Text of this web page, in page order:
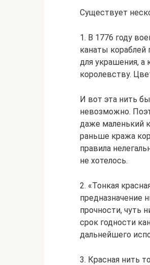
Существует
1. В 1776 году
канаты кораблей
для украшения, а
королевству.
И вот эта нить
невозможно.
даже маленький
раньше кража
правила
не хотелось.
2. «Тонкая
предназначение
прочности, чуть
срок годности
дальнейшего
3. Красная нить